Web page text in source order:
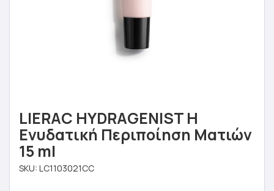
LIERAC HYDRAGENIST Η
Ενυδατική Περιποίηση Ματιών
15 ml
SKU: LC1103021CC